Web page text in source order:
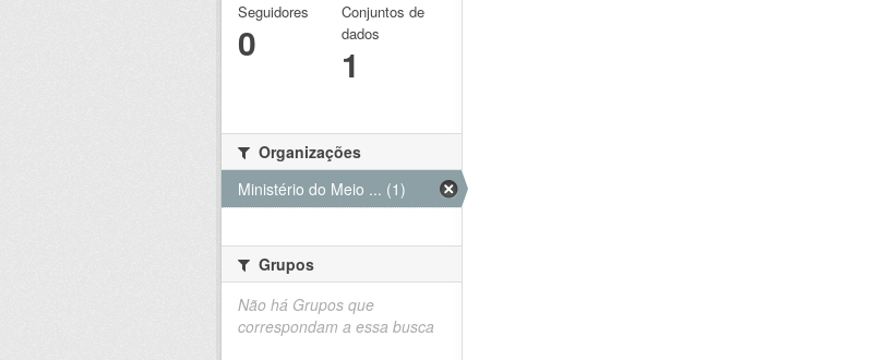
Seguidores
0
Conjuntos de
dados
1
Organizações
Ministério do Meio ... (1)
Grupos
Não há Grupos que
correspondam a essa busca